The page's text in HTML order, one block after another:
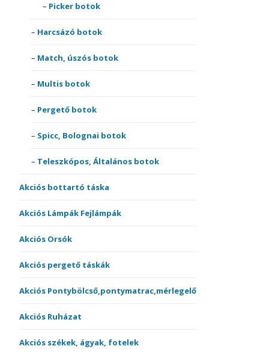
Picker botok
Harcsázó botok
Match, úszós botok
Multis botok
Pergető botok
Spicc, Bolognai botok
Teleszkópos, Általános botok
Akciós bottartó táska
Akciós Lámpák Fejlámpák
Akciós Orsók
Akciós pergető táskák
Akciós Pontybölcső,pontymatrac,mérlegelő
Akciós Ruházat
Akciós székek, ágyak, fotelek